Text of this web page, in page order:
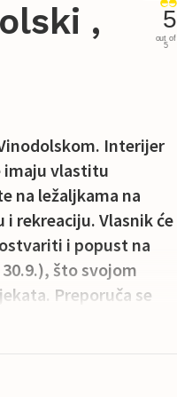
,
5
out of
5
Interijer
imaju vlastitu
na ležaljkama na
i rekreaciju. Vlasnik će
i popust na
što svojom
Preporuča se